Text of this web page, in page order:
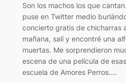
Son los machos los que
puse en Twitter medio
concierto gratis de chicharras
mañana, salí y encontré una
muertas. Me sorprendieron
escena de una película de
escuela de Amores Perros.…